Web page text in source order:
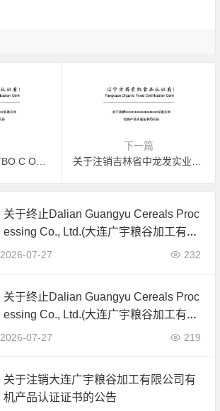
关于注销ОБЩЕСТВО С ОГРАНИЧЕННОЙ ОТВЕТСТВЕННОСТЬЮ ”ГЛАНТ ХОУП”有机产品认证证书的公告
下一篇
关于终止Dalian Guangyu Cereals Proc
essing Co., Ltd.(大连广宇粮谷加工有限
公司)JAS有机产品认证证书的公告
2026-07-27 232
关于终止Dalian Guangyu Cereals Proc
essing Co., Ltd.(大连广宇粮谷加工有限
公司)JAS有机产品认证证书的公告
2026-07-27 219
关于注销大连广宇粮谷加工有限公司有
机产品认证证书的公告